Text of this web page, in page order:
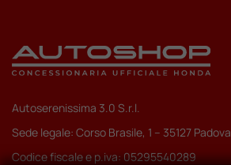
Autoserenissima 3.0 S.r.l.
Sede legale: Corso Brasile, 1 – 35127 Padova
Codice fiscale e p.iva: 05295540289